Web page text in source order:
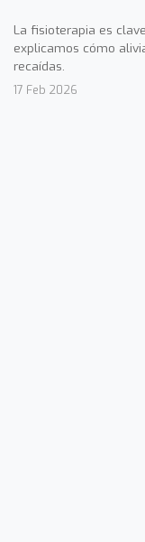
La fisioterapia es
explicamos cómo
recaídas.
17 Feb 2026